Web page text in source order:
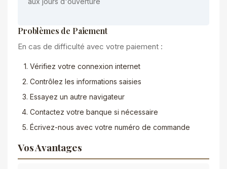
Problèmes de Paiement
En cas de difficulté avec votre paiement :
Vérifiez votre connexion internet
Contrôlez les informations saisies
Essayez un autre navigateur
Contactez votre banque si nécessaire
Écrivez-nous avec votre numéro de commande
Vos Avantages